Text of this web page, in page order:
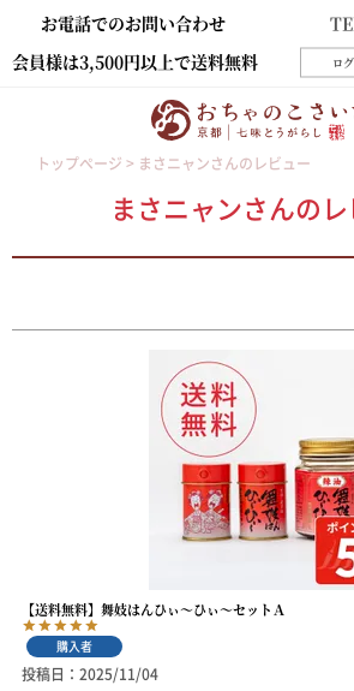
お電話でのお問い合わせ
会員様は3,500円以上で送料無料
ロ
トップページ まさニャンさんのレビュー
まさニャンさんのレ
【送料無料】舞妓はんひぃ～ひぃ～セットＡ
購入者
投稿日 2025/11/04